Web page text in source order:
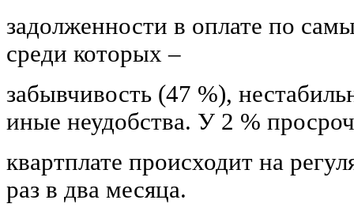
задолженности в оплате по
среди которых –
забывчивость (47 %),
иные неудобства. У 2 %
квартплате происходит на
раз в два месяца.